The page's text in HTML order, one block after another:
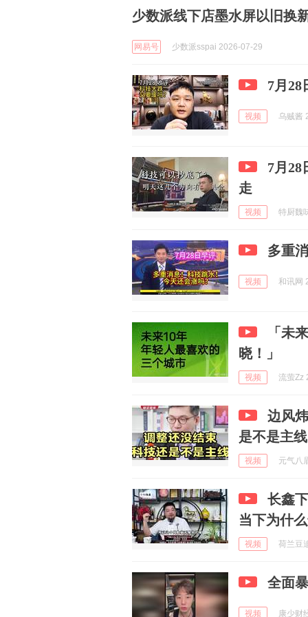
少数派线下店墨水屏以旧换
网易号 少数派sspai 2026-07-29
7月28
视频 乌贼酱
7月28
走
视频 特厨魏
多重
视频 和讯网
「未
晓！」
视频 流萤Zz
边风
是不是主线
视频 元气八
长鑫
当下为什
视频 荷兰豆
全面
视频 康少财